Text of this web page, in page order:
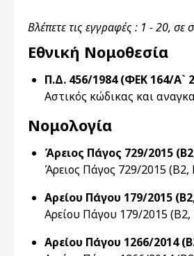
Βλέπετε τις εγγραφές : 1 - 20, σε
Εθνική Νομοθεσία
Π.Δ. 456/1984 (ΦΕΚ 164/Α`
Αστικός κώδικας και
Νομολογία
Άρειος Πάγος 729/2015
Άρειος Πάγος 729/2015
Αρείου Πάγου 179/2015
Αρείου Πάγου 179/2015
Αρείου Πάγου 1266/2014